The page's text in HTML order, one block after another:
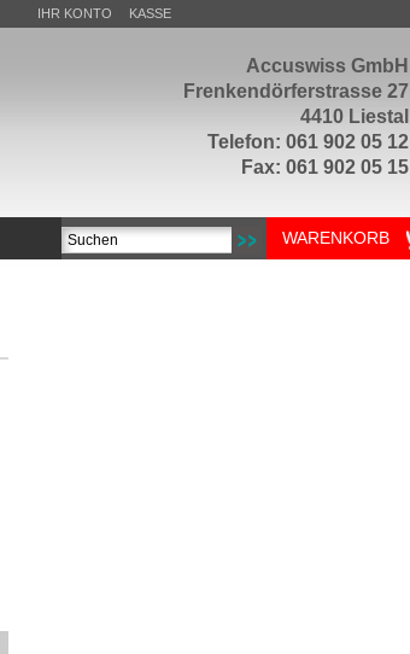
Accuswiss GmbH
Frenkendörferstrasse 27
4410 Liestal
Telefon: 061 902 05 12
Fax: 061 902 05 15
IHR KONTO KASSE
WARENKORB